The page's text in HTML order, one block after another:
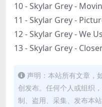
10 - Skylar Grey -
11 - Skylar Grey -
12 - Skylar Grey - We
13 - Skylar Grey -
声明：本站所有文章，
创发布。任何个人或组织
制、盗用、采集、发布本